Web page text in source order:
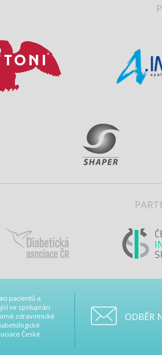
pacientů a
ve spolupráci
zdravotnické
České
ODBĚR